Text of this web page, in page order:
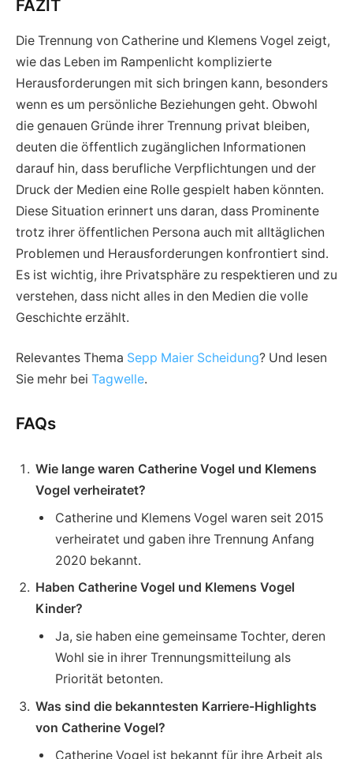
FAZIT
Die Trennung von Catherine und Klemens Vogel zeigt,
wie das Leben im Rampenlicht komplizierte
Herausforderungen mit sich bringen kann, besonders
wenn es um persönliche Beziehungen geht. Obwohl
die genauen Gründe ihrer Trennung privat bleiben,
deuten die öffentlich zugänglichen Informationen
darauf hin, dass berufliche Verpflichtungen und der
Druck der Medien eine Rolle gespielt haben könnten.
Diese Situation erinnert uns daran, dass Prominente
trotz ihrer öffentlichen Persona auch mit alltäglichen
Problemen und Herausforderungen konfrontiert sind.
Es ist wichtig, ihre Privatsphäre zu respektieren und zu
verstehen, dass nicht alles in den Medien die volle
Geschichte erzählt.
Relevantes Thema Sepp Maier Scheidung? Und lesen
Sie mehr bei Tagwelle.
FAQs
Wie lange waren Catherine Vogel und Klemens
Vogel verheiratet?
Catherine und Klemens Vogel waren seit 2015
verheiratet und gaben ihre Trennung Anfang
2020 bekannt.
Haben Catherine Vogel und Klemens Vogel
Kinder?
Ja, sie haben eine gemeinsame Tochter, deren
Wohl sie in ihrer Trennungsmitteilung als
Priorität betonten.
Was sind die bekanntesten Karriere-Highlights
von Catherine Vogel?
Catherine Vogel ist bekannt für ihre Arbeit als